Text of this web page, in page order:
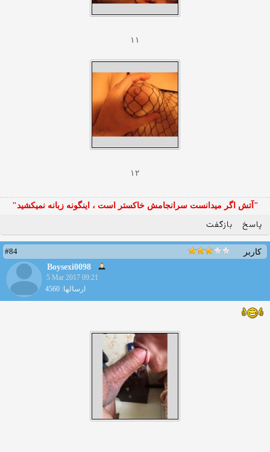
١١
١٢
"آتش اگر ميدانست سرانجامش خاكستر است ، اينگونه زبانه نميكشيد"
پاسخ بازگفت
کاربر
#84
Boysexi0098
5 Mar 2017 09:21
ارسالها: 4560